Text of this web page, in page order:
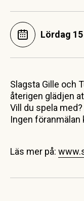
Lördag
Slagsta Gille och
återigen glädjen
Vill du spela
Ingen föranmälan
Läs mer på: